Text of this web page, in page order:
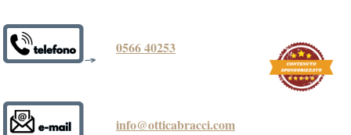
0566 40253
info@otticabracci.com